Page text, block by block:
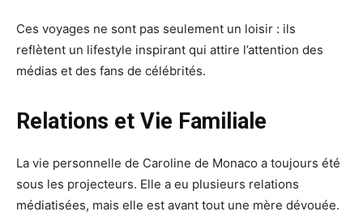
Ces voyages ne sont pas seulement un loisir : ils
reflètent un lifestyle inspirant qui attire l’attention des
médias et des fans de célébrités.
Relations et Vie Familiale
La vie personnelle de Caroline de Monaco a toujours été
sous les projecteurs. Elle a eu plusieurs relations
médiatisées, mais elle est avant tout une mère dévouée.